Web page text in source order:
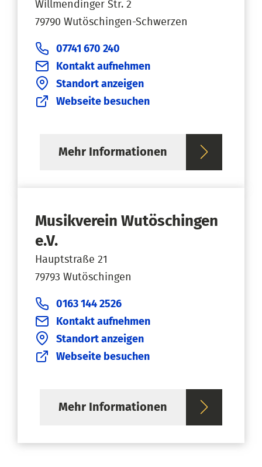
Willmendinger Str. 2
79790 Wutöschingen-Schwerzen
07741 670 240
Kontakt aufnehmen
Standort anzeigen
Webseite besuchen
Mehr Informationen
Musikverein Wutöschingen
e.V.
Hauptstraße 21
79793 Wutöschingen
0163 144 2526
Kontakt aufnehmen
Standort anzeigen
Webseite besuchen
Mehr Informationen